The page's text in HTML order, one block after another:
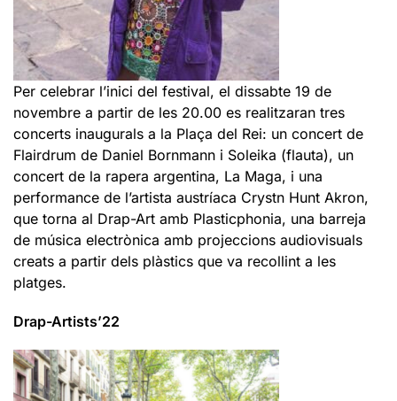
Per celebrar l’inici del festival, el dissabte 19 de
novembre a partir de les 20.00 es realitzaran tres
concerts inaugurals a la Plaça del Rei: un concert de
Flairdrum de Daniel Bornmann i Soleika (flauta), un
concert de la rapera argentina, La Maga, i una
performance de l’artista austríaca Crystn Hunt Akron,
que torna al Drap-Art amb Plasticphonia, una barreja
de música electrònica amb projeccions audiovisuals
creats a partir dels plàstics que va recollint a les
platges.
Drap-Artists’22